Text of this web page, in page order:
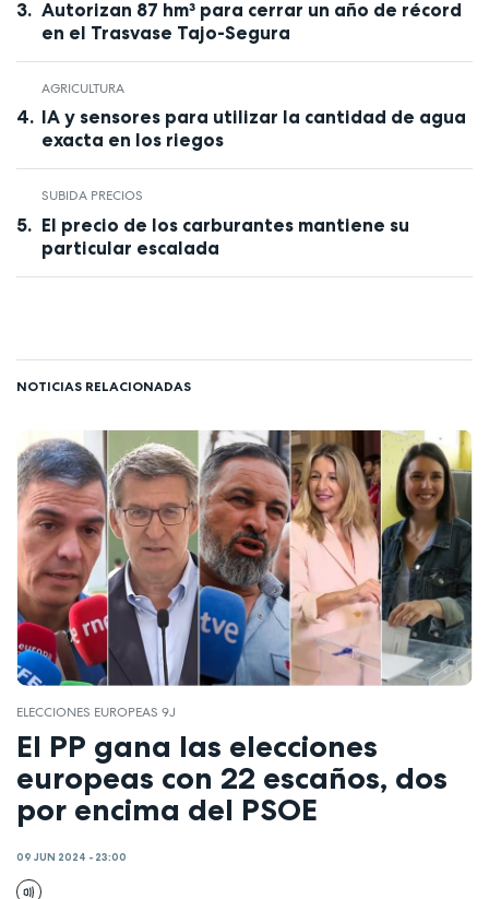
Autorizan 87 hm³ para cerrar un año de récord
en el Trasvase Tajo-Segura
AGRICULTURA
IA y sensores para utilizar la cantidad de agua
exacta en los riegos
SUBIDA PRECIOS
El precio de los carburantes mantiene su
particular escalada
NOTICIAS RELACIONADAS
ELECCIONES EUROPEAS 9J
El PP gana las elecciones
europeas con 22 escaños, dos
por encima del PSOE
09 JUN 2024 - 23:00